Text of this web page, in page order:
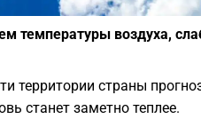
температуры воздуха,
территории страны
станет заметно теплее.